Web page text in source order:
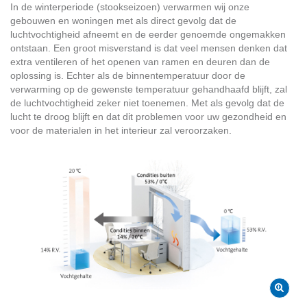
In de winterperiode (stookseizoen) verwarmen wij onze
gebouwen en woningen met als direct gevolg dat de
luchtvochtigheid afneemt en de eerder genoemde ongemakken
ontstaan. Een groot misverstand is dat veel mensen denken dat
extra ventileren of het openen van ramen en deuren dan de
oplossing is. Echter als de binnentemperatuur door de
verwarming op de gewenste temperatuur gehandhaafd blijft, zal
de luchtvochtigheid zeker niet toenemen. Met als gevolg dat de
lucht te droog blijft en dat dit problemen voor uw gezondheid en
voor de materialen in het interieur zal veroorzaken.